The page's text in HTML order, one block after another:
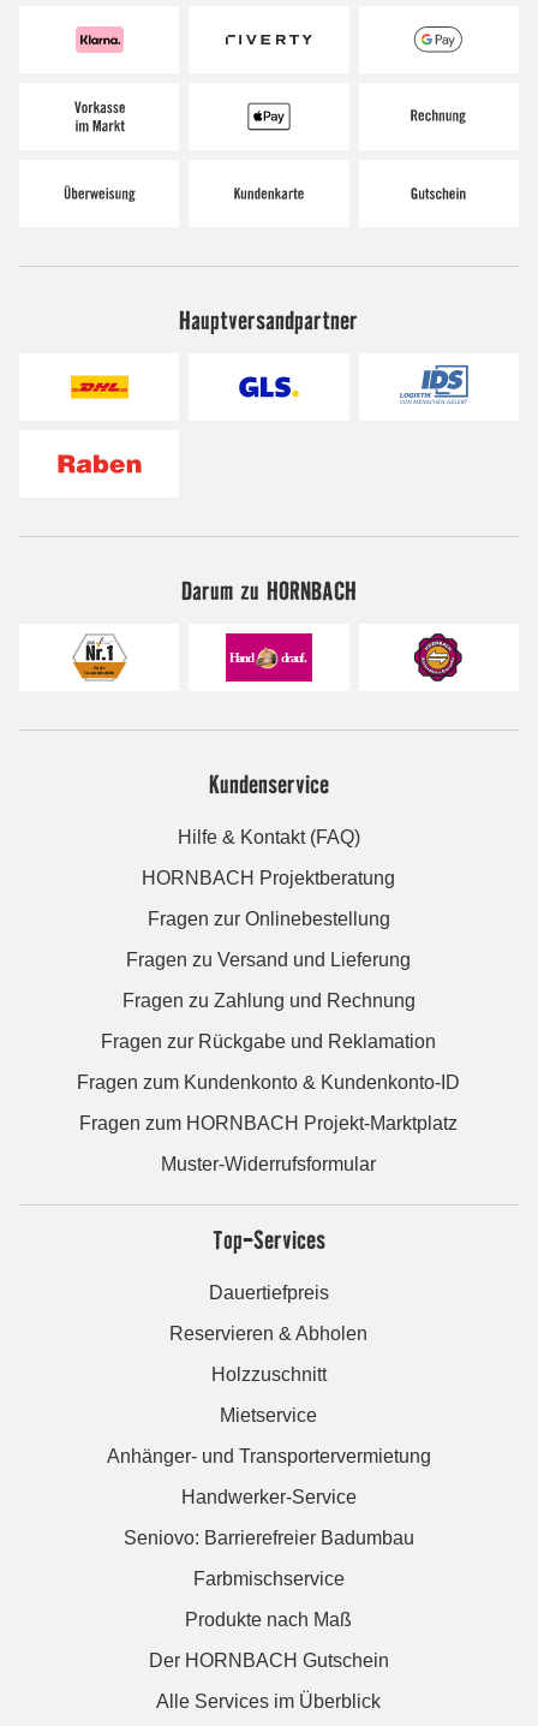
Hauptversandpartner
Darum zu HORNBACH
Kundenservice
Hilfe & Kontakt (FAQ)
HORNBACH Projektberatung
Fragen zur Onlinebestellung
Fragen zu Versand und Lieferung
Fragen zu Zahlung und Rechnung
Fragen zur Rückgabe und Reklamation
Fragen zum Kundenkonto & Kundenkonto-ID
Fragen zum HORNBACH Projekt-Marktplatz
Muster-Widerrufsformular
Top-Services
Dauertiefpreis
Reservieren & Abholen
Holzzuschnitt
Mietservice
Anhänger- und Transportervermietung
Handwerker-Service
Seniovo: Barrierefreier Badumbau
Farbmischservice
Produkte nach Maß
Der HORNBACH Gutschein
Alle Services im Überblick